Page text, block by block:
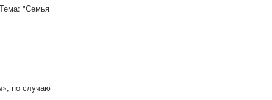
"Семья
по случаю